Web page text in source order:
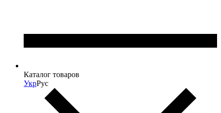
Каталог товаров
УкрРус